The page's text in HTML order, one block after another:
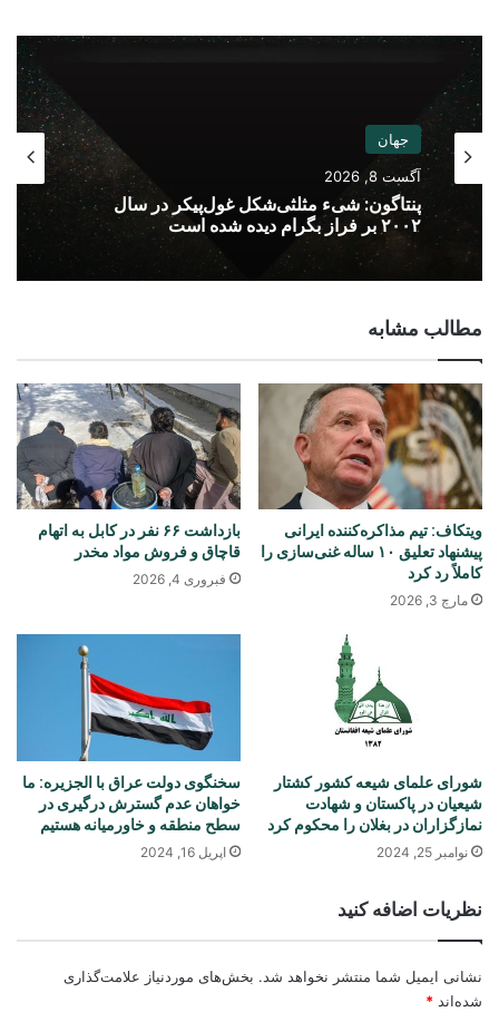
جهان
آگست 8, 2026
پنتاگون: شیء مثلثی‌شکل غول‌پیکر در سال
۲۰۰۲ بر فراز بگرام دیده شده است
مطالب مشابه
ویتکاف: تیم مذاکره‌کننده ایرانی
پیشنهاد تعلیق ۱۰ ساله غنی‌سازی را
کاملاً رد کرد
مارچ 3, 2026
بازداشت ۶۶ نفر در کابل به اتهام
قاچاق و فروش مواد مخدر
فبروری 4, 2026
شورای علمای شیعه کشور کشتار
شیعیان در پاکستان و شهادت
نمازگزاران در بغلان را محکوم کرد
نوامبر 25, 2024
سخنگوی دولت عراق با الجزیره: ما
خواهان عدم گسترش درگیری در
سطح منطقه و خاورمیانه هستیم
اپریل 16, 2024
نظریات اضافه کنید
نشانی ایمیل شما منتشر نخواهد شد. بخش‌های موردنیاز علامت‌گذاری
شده‌اند *